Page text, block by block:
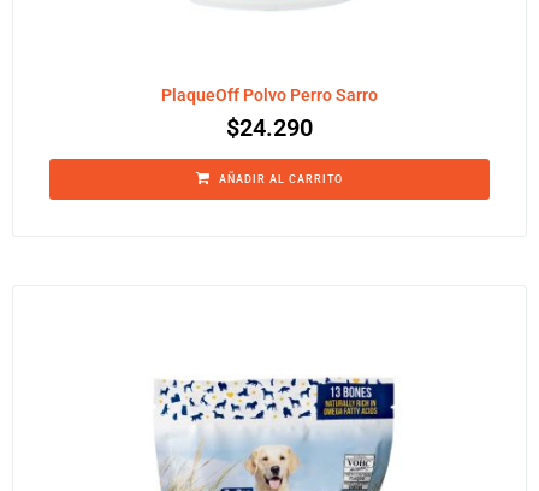
PlaqueOff Polvo Perro Sarro
$24.290
AÑADIR AL CARRITO